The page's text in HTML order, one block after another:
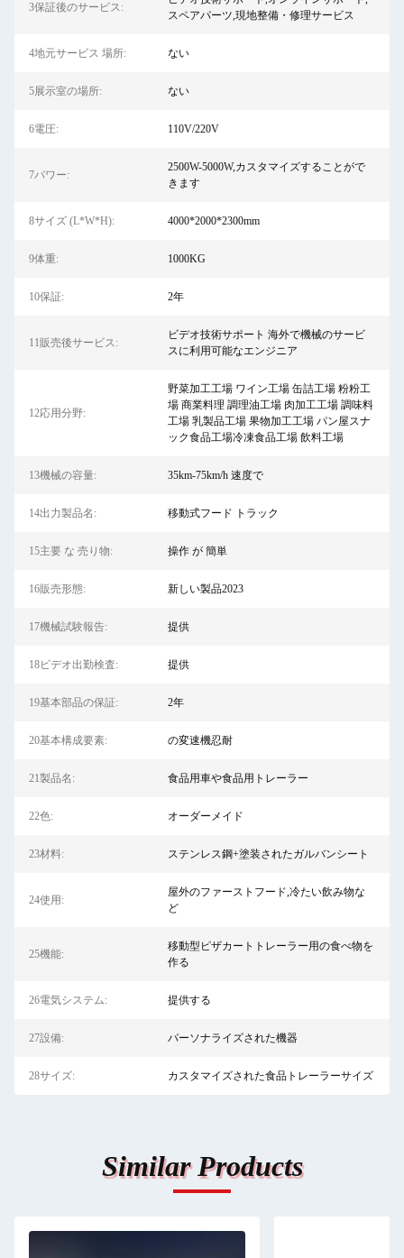
3保証後のサービス:
スペアパーツ,現地整備・修理サービス
4地元サービス 場所: ない
5展示室の場所: ない
6電圧: 110V/220V
7パワー:
2500W-5000W,カスタマイズすることがで
きます
8サイズ (L*W*H): 4000*2000*2300mm
9体重: 1000KG
10保証: 2年
11販売後サービス:
ビデオ技術サポート 海外で機械のサービ
スに利用可能なエンジニア
12応用分野:
野菜加工工場 ワイン工場 缶詰工場 粉粉工
場 商業料理 調理油工場 肉加工工場 調味料
工場 乳製品工場 果物加工工場 パン屋スナ
ック食品工場冷凍食品工場 飲料工場
13機械の容量: 35km-75km/h 速度で
14出力製品名: 移動式フード トラック
15主要 な 売り物: 操作 が 簡単
16販売形態: 新しい製品2023
17機械試験報告: 提供
18ビデオ出勤検査: 提供
19基本部品の保証: 2年
20基本構成要素: の変速機忍耐
21製品名: 食品用車や食品用トレーラー
22色: オーダーメイド
23材料: ステンレス鋼+塗装されたガルバンシート
24使用:
屋外のファーストフード,冷たい飲み物な
ど
25機能:
移動型ピザカートトレーラー用の食べ物を
作る
26電気システム: 提供する
27設備: パーソナライズされた機器
28サイズ: カスタマイズされた食品トレーラーサイズ
Similar Products